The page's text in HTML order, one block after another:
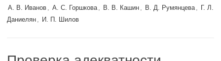
А. В. Иванов , А. С. Горшкова , В. В. Кашин , В. Д. Румянцева , Г. Л.
Даниелян , И. П. Шилов